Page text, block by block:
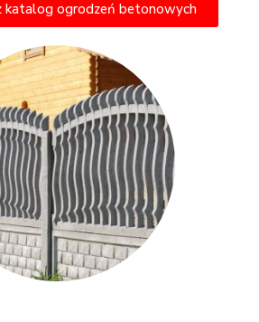
katalog ogrodzeń betonowych